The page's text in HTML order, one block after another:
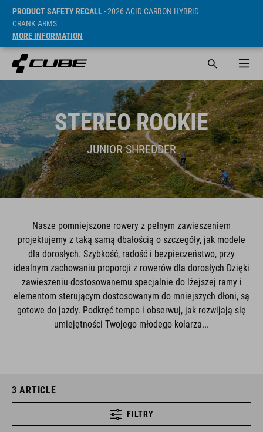
PRODUCT SAFETY RECALL- 2026 ACID CARBON HYBRID
CRANK ARMS
MORE INFORMATION
STEREO ROOKIE
JUNIOR SHREDDER
Nasze pomniejszone rowery z pełnym zawieszeniem
projektujemy z taką samą dbałością o szczegóły, jak modele
dla dorosłych. Szybkość, radość i bezpieczeństwo, przy
idealnym zachowaniu proporcji z rowerów dla dorosłych Dzięki
zawieszeniu dostosowanemu specjalnie do lżejszej ramy i
elementom sterującym dostosowanym do mniejszych dłoni, są
gotowe do jazdy. Podkręć tempo i obserwuj, jak rozwijają się
umiejętności Twojego młodego kolarza...
3 ARTICLE
FILTRY